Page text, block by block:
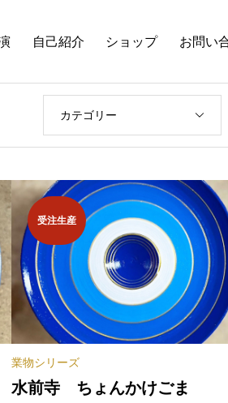
自己紹介 ショップ お問い
カテゴリー
受注生産
業物シリーズ
水前寺 ちょんかけごま